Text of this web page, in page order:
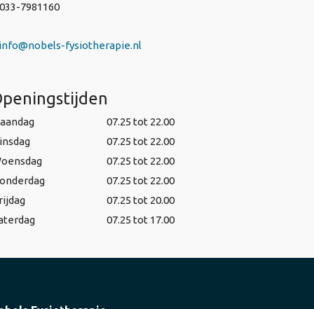
7981160
info@nobels-fysiotherapie.nl
07.25 tot 22.00
07.25 tot 22.00
07.25 tot 22.00
07.25 tot 22.00
07.25 tot 20.00
07.25 tot 17.00